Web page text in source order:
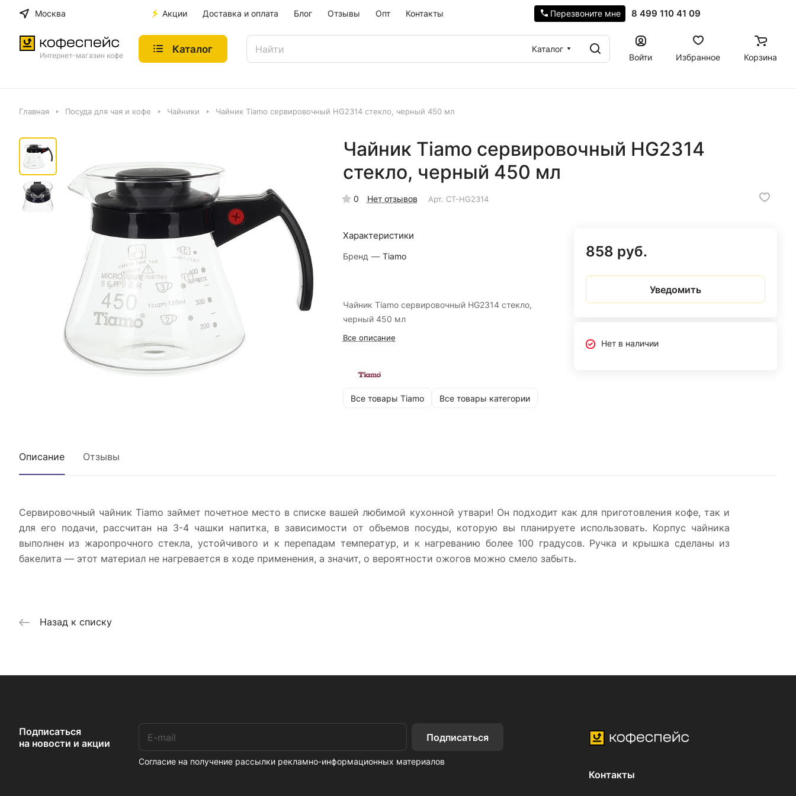
Москва Акции Доставка и оплата Блог Отзывы Опт Контакты 8 499 110 41 09
Перезвоните мне
Интернет-магазин кофе
Каталог
Каталог
Войти
Избранное Корзина
Главная Посуда для чая и кофе Чайники Чайник Tiamo сервировочный HG2314 стекло, черный 450 мл
Чайник Tiamo сервировочный HG2314
стекло, черный 450 мл
0 Нет отзывов Арт. CT-HG2314
Характеристики
Бренд — Tiamo
Чайник Tiamo сервировочный HG2314 стекло,
черный 450 мл
Все описание
Все товары Tiamo Все товары категории
858 руб.
Уведомить
Нет в наличии
Описание Отзывы
Сервировочный чайник Tiamo займет почетное место в списке вашей любимой кухонной утвари! Он подходит как для приготовления кофе, так и
для его подачи, рассчитан на 3-4 чашки напитка, в зависимости от объемов посуды, которую вы планируете использовать. Корпус чайника
выполнен из жаропрочного стекла, устойчивого и к перепадам температур, и к нагреванию более 100 градусов. Ручка и крышка сделаны из
бакелита — этот материал не нагревается в ходе применения, а значит, о вероятности ожогов можно смело забыть.
Назад к списку
Подписаться
на новости и акции
Подписаться
Согласие на получение рассылки рекламно-информационных материалов
Контакты